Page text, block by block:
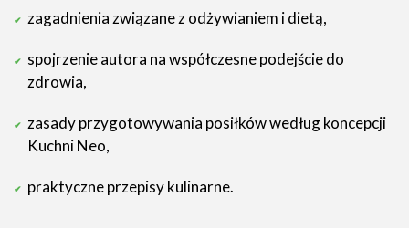
zagadnienia związane z odżywianiem i dietą,
spojrzenie autora na współczesne podejście do
zdrowia,
zasady przygotowywania posiłków według koncepcji
Kuchni Neo,
praktyczne przepisy kulinarne.